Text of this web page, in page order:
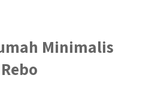
Minimalis